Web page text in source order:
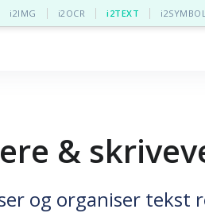
i2IMG i2OCR i2TEXT
&
og organiser tekst